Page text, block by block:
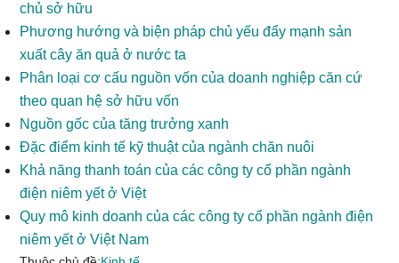
chủ sở hữu
Phương hướng và biện pháp chủ yếu đẩy mạnh sản
xuất cây ăn quả ở nước ta
Phân loại cơ cấu nguồn vốn của doanh nghiệp căn cứ
theo quan hệ sở hữu vốn
Nguồn gốc của tăng trưởng xanh
Đặc điểm kinh tế kỹ thuật của ngành chăn nuôi
Khả năng thanh toán của các công ty cổ phần ngành
điện niêm yết ở Việt
Quy mô kinh doanh của các công ty cổ phần ngành điện
niêm yết ở Việt Nam